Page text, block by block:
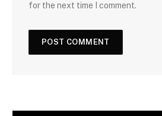
for the next time I comment.